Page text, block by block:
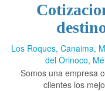
Los Roques, Canaima,
del Orinoco,
Somos una empresa
clientes los